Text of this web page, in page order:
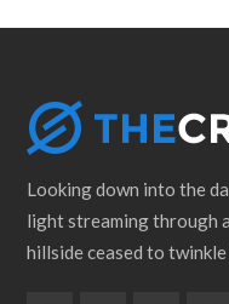
Looking down into the
light streaming through
hillside ceased to